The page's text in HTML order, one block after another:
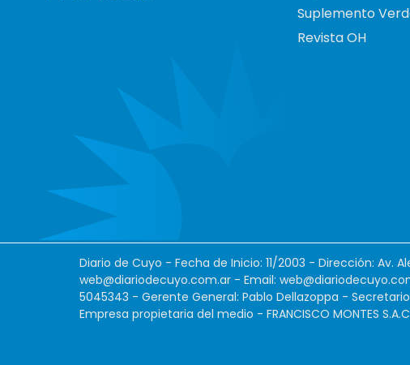
Suplemento
Revista OH
Diario de Cuyo - Fecha de Inicio: 11/2003 - Dirección: Av.
web@diariodecuyo.com.ar - Email:
5045343 - Gerente General: Pablo Dellazoppa -
Empresa propietaria del medio - FRANCISCO MONTES